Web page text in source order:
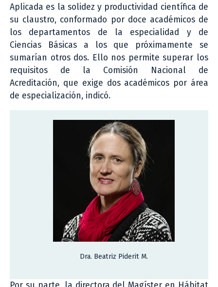
Aplicada es la solidez y productividad científica de
su claustro, conformado por doce académicos de
los departamentos de la especialidad y de
Ciencias Básicas a los que próximamente se
sumarían otros dos. Ello nos permite superar los
requisitos de la Comisión Nacional de
Acreditación, que exige dos académicos por área
de especialización, indicó.
Dra. Beatriz Piderit M.